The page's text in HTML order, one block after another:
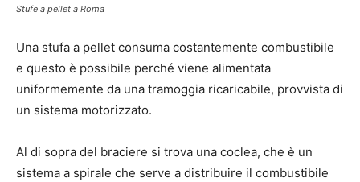
Stufe a pellet a Roma
Una stufa a pellet consuma costantemente combustibile
e questo è possibile perché viene alimentata
uniformemente da una tramoggia ricaricabile, provvista di
un sistema motorizzato.
Al di sopra del braciere si trova una coclea, che è un
sistema a spirale che serve a distribuire il combustibile